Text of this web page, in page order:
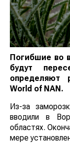
Погибшие во
будут
определяют
World of NAN.
Из-за
вводили в
областях.
по мере